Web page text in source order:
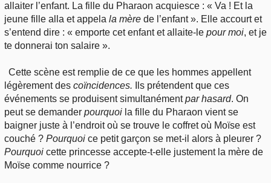
allaiter l’enfant. La fille du Pharaon acquiesce : « Va ! Et la
jeune fille alla et appela la mère de l’enfant ». Elle accourt et
s’entend dire : « emporte cet enfant et allaite-le pour moi, et je
te donnerai ton salaire ».
Cette scène est remplie de ce que les hommes appellent
légèrement des coïncidences.
Ils prétendent que ces
événements se produisent simultanémentpar hasard. On
peut se demander pourquoi la fille du Pharaon vient se
baigner juste à l’endroit où se trouve le coffret où Moïse est
couché ? Pourquoi ce petit garçon se met-il alors à pleurer ?
Pourquoi cette princesse accepte-t-elle justement la mère de
Moïse comme nourrice ?